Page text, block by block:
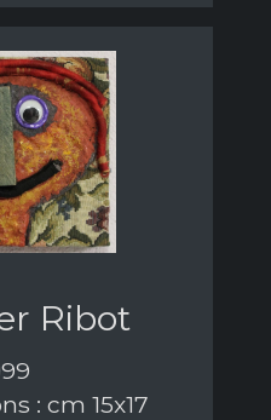
Ribot
: cm 15x17